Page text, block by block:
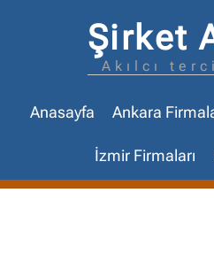
Şirket
Akılcı
Anasayfa Ankara
İzmir Firmaları